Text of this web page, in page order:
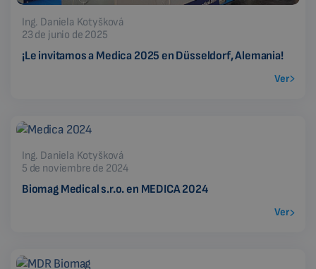
Ing. Daniela Kotyšková
23 de junio de 2025
¡Le invitamos a Medica 2025 en Düsseldorf, Alemania!
Ver
Ing. Daniela Kotyšková
5 de noviembre de 2024
Biomag Medical s.r.o. en MEDICA 2024
Ver